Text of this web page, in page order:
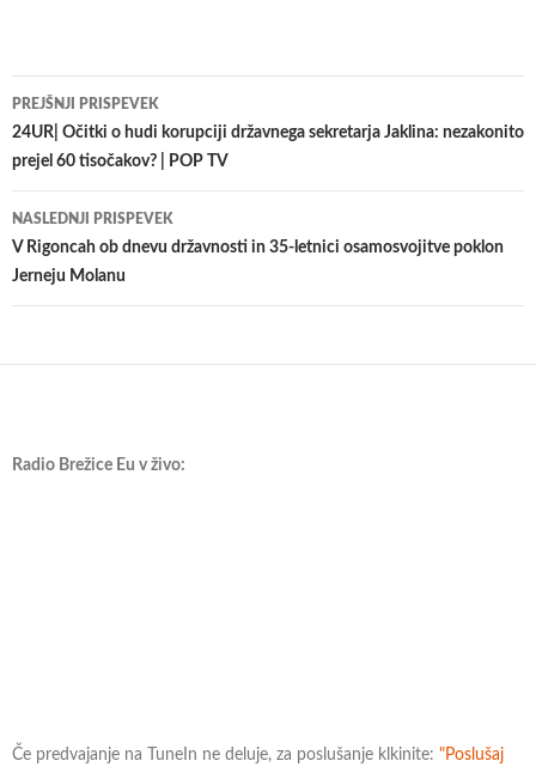
Krmarjenje
po
prispevkih
PREJŠNJI PRISPEVEK
24UR| Očitki o hudi korupciji državnega sekretarja Jaklina: nezakonito
prejel 60 tisočakov? | POP TV
NASLEDNJI PRISPEVEK
V Rigoncah ob dnevu državnosti in 35-letnici osamosvojitve poklon
Jerneju Molanu
Radio Brežice Eu v živo:
Če predvajanje na TuneIn ne deluje, za poslušanje klkinite: "Poslušaj